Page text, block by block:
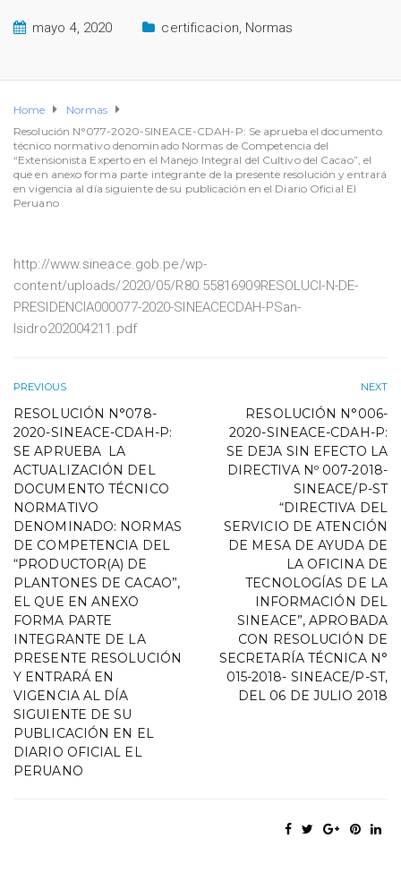
mayo 4, 2020 certificacion, Normas
Home
Normas
Resolución N°077-2020-SINEACE-CDAH-P: Se aprueba el documento
técnico normativo denominado Normas de Competencia del
“Extensionista Experto en el Manejo Integral del Cultivo del Cacao”, el
que en anexo forma parte integrante de la presente resolución y entrará
en vigencia al día siguiente de su publicación en el Diario Oficial El
Peruano
http://www.sineace.gob.pe/wp-
content/uploads/2020/05/R80.55816909RESOLUCI-N-DE-
PRESIDENCIA000077-2020-SINEACECDAH-PSan-
Isidro202004211.pdf
PREVIOUS
RESOLUCIÓN N°078-
2020-SINEACE-CDAH-P:
SE APRUEBA LA
ACTUALIZACIÓN DEL
DOCUMENTO TÉCNICO
NORMATIVO
DENOMINADO: NORMAS
DE COMPETENCIA DEL
“PRODUCTOR(A) DE
PLANTONES DE CACAO”,
EL QUE EN ANEXO
FORMA PARTE
INTEGRANTE DE LA
PRESENTE RESOLUCIÓN
Y ENTRARÁ EN
VIGENCIA AL DÍA
SIGUIENTE DE SU
PUBLICACIÓN EN EL
DIARIO OFICIAL EL
PERUANO
NEXT
RESOLUCIÓN N°006-
2020-SINEACE-CDAH-P:
SE DEJA SIN EFECTO LA
DIRECTIVA Nº 007-2018-
SINEACE/P-ST
“DIRECTIVA DEL
SERVICIO DE ATENCIÓN
DE MESA DE AYUDA DE
LA OFICINA DE
TECNOLOGÍAS DE LA
INFORMACIÓN DEL
SINEACE”, APROBADA
CON RESOLUCIÓN DE
SECRETARÍA TÉCNICA N°
015-2018- SINEACE/P-ST,
DEL 06 DE JULIO 2018